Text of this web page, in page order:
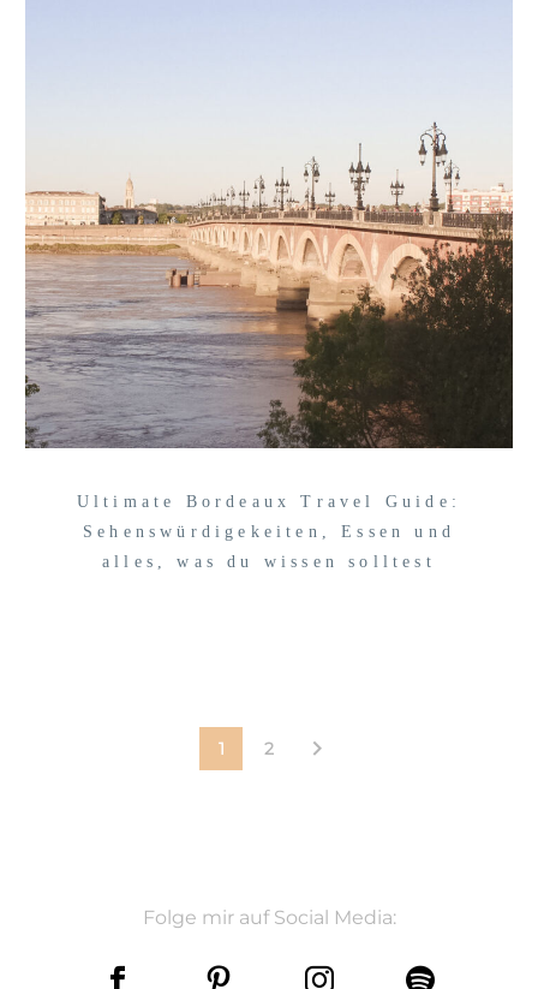
Ultimate Bordeaux Travel Guide:
Sehenswürdigekeiten, Essen und
alles, was du wissen solltest
1 2
Folge mir auf Social Media: